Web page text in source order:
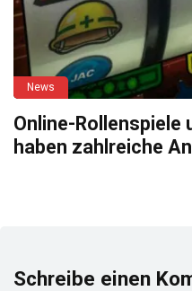
News
Online-Rollenspiele
haben zahlreiche
Schreibe einen